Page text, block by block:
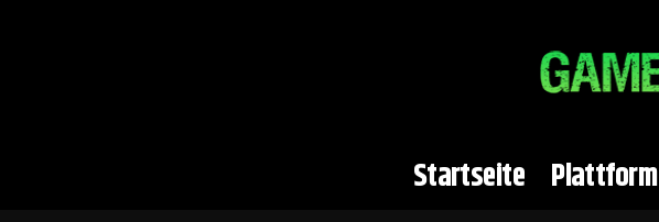
Startseite Plattform